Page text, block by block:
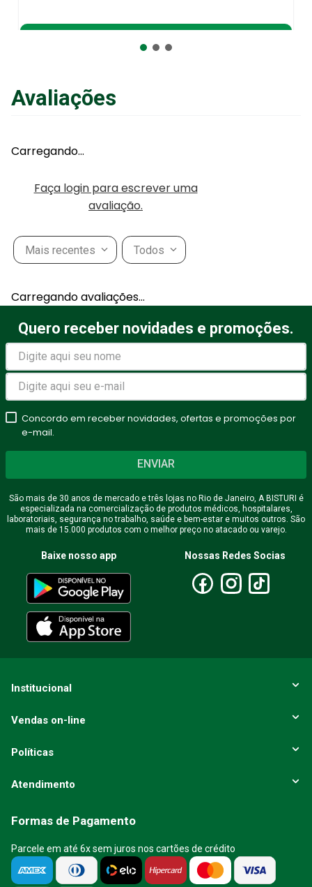
Avaliações
Carregando…
Faça login para escrever uma
avaliação.
Mais recentes Todos
Carregando avaliações…
Quero receber novidades e promoções.
Concordo em receber novidades, ofertas e promoções por
e-mail.
ENVIAR
São mais de 30 anos de mercado e três lojas no Rio de Janeiro, A BISTURI é
especializada na comercialização de produtos médicos, hospitalares,
laboratoriais, segurança no trabalho, saúde e bem-estar e muitos outros. São
mais de 15.000 produtos com o melhor preço no atacado ou varejo.
Baixe nosso app Nossas Redes Socias
Institucional
Vendas on-line
Políticas
Atendimento
Formas de Pagamento
Parcele em até 6x sem juros nos cartões de crédito